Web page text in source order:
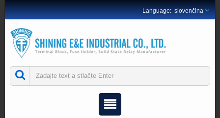
slovenčina